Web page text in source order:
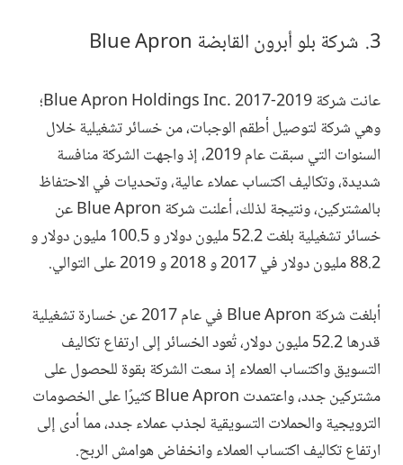
شركة بلو أبرون القابضة Blue Apron
عانت شركة Blue Apron Holdings Inc. 2017-2019؛
وهي شركة لتوصيل أطقم الوجبات، من خسائر تشغيلية خلال
السنوات التي سبقت عام 2019، إذ واجهت الشركة منافسة
شديدة، وتكاليف اكتساب عملاء عالية، وتحديات في الاحتفاظ
بالمشتركين، ونتيجة لذلك، أعلنت شركة Blue Apron عن
خسائر تشغيلية بلغت 52.2 مليون دولار و 100.5 مليون دولار و
88.2 مليون دولار في 2017 و 2018 و 2019 على التوالي.
أبلغت شركة Blue Apron في عام 2017 عن خسارة تشغيلية
قدرها 52.2 مليون دولار، تُعود الخسائر إلى ارتفاع تكاليف
التسويق واكتساب العملاء إذ سعت الشركة بقوة للحصول على
مشتركين جدد، واعتمدت Blue Apron كثيرًا على الخصومات
الترويجية والحملات التسويقية لجذب عملاء جدد، مما أدى إلى
ارتفاع تكاليف اكتساب العملاء وانخفاض هوامش الربح.